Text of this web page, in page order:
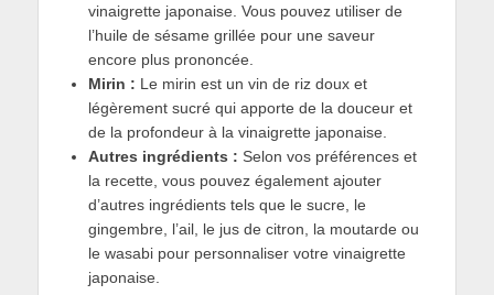
vinaigrette japonaise. Vous pouvez utiliser de
l’huile de sésame grillée pour une saveur
encore plus prononcée.
Mirin : Le mirin est un vin de riz doux et
légèrement sucré qui apporte de la douceur et
de la profondeur à la vinaigrette japonaise.
Autres ingrédients : Selon vos préférences et
la recette, vous pouvez également ajouter
d’autres ingrédients tels que le sucre, le
gingembre, l’ail, le jus de citron, la moutarde ou
le wasabi pour personnaliser votre vinaigrette
japonaise.